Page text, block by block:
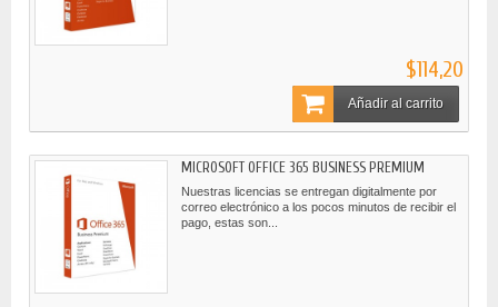
$114,20
Añadir al carrito
MICROSOFT OFFICE 365 BUSINESS PREMIUM
Nuestras licencias se entregan digitalmente por
correo electrónico a los pocos minutos de recibir el
pago, estas son...